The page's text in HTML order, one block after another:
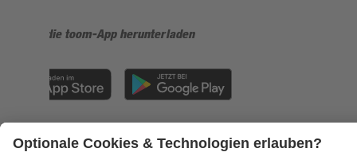
Jetzt die toom-App herunterladen